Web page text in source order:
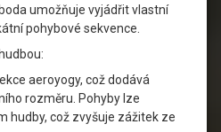
umožňuje vyjádřit vlastní
pohybové sekvence.
aeroyogy, což dodává
rozměru. Pohyby lze
hudby, což zvyšuje zážitek ze